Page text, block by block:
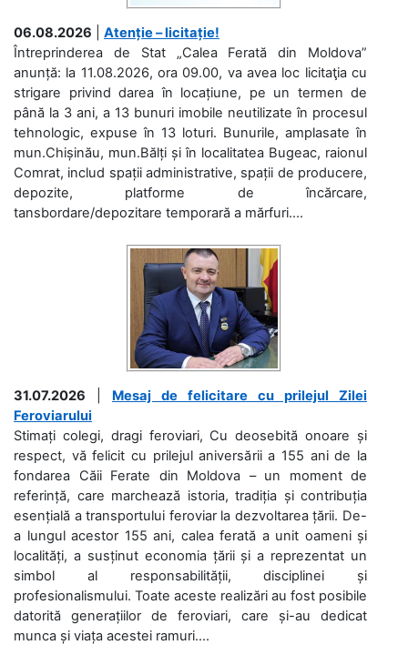
06.08.2026
Atenție – licitație!
Întreprinderea de Stat „Calea Ferată din Moldova”
anunță: la 11.08.2026, ora 09.00, va avea loc licitaţia cu
strigare privind darea în locațiune, pe un termen de
până la 3 ani, a 13 bunuri imobile neutilizate în procesul
tehnologic, expuse în 13 loturi. Bunurile, amplasate în
mun.Chișinău, mun.Bălți și în localitatea Bugeac, raionul
Comrat, includ spații administrative, spații de producere,
depozite, platforme de încărcare,
tansbordare/depozitare temporară a mărfuri....
31.07.2026
Mesaj de felicitare cu prilejul Zilei
Feroviarului
Stimați colegi, dragi feroviari, Cu deosebită onoare și
respect, vă felicit cu prilejul aniversării a 155 ani de la
fondarea Căii Ferate din Moldova – un moment de
referință, care marchează istoria, tradiția și contribuția
esențială a transportului feroviar la dezvoltarea țării. De-
a lungul acestor 155 ani, calea ferată a unit oameni și
localități, a susținut economia țării și a reprezentat un
simbol al responsabilității, disciplinei și
profesionalismului. Toate aceste realizări au fost posibile
datorită generațiilor de feroviari, care și-au dedicat
munca și viața acestei ramuri....